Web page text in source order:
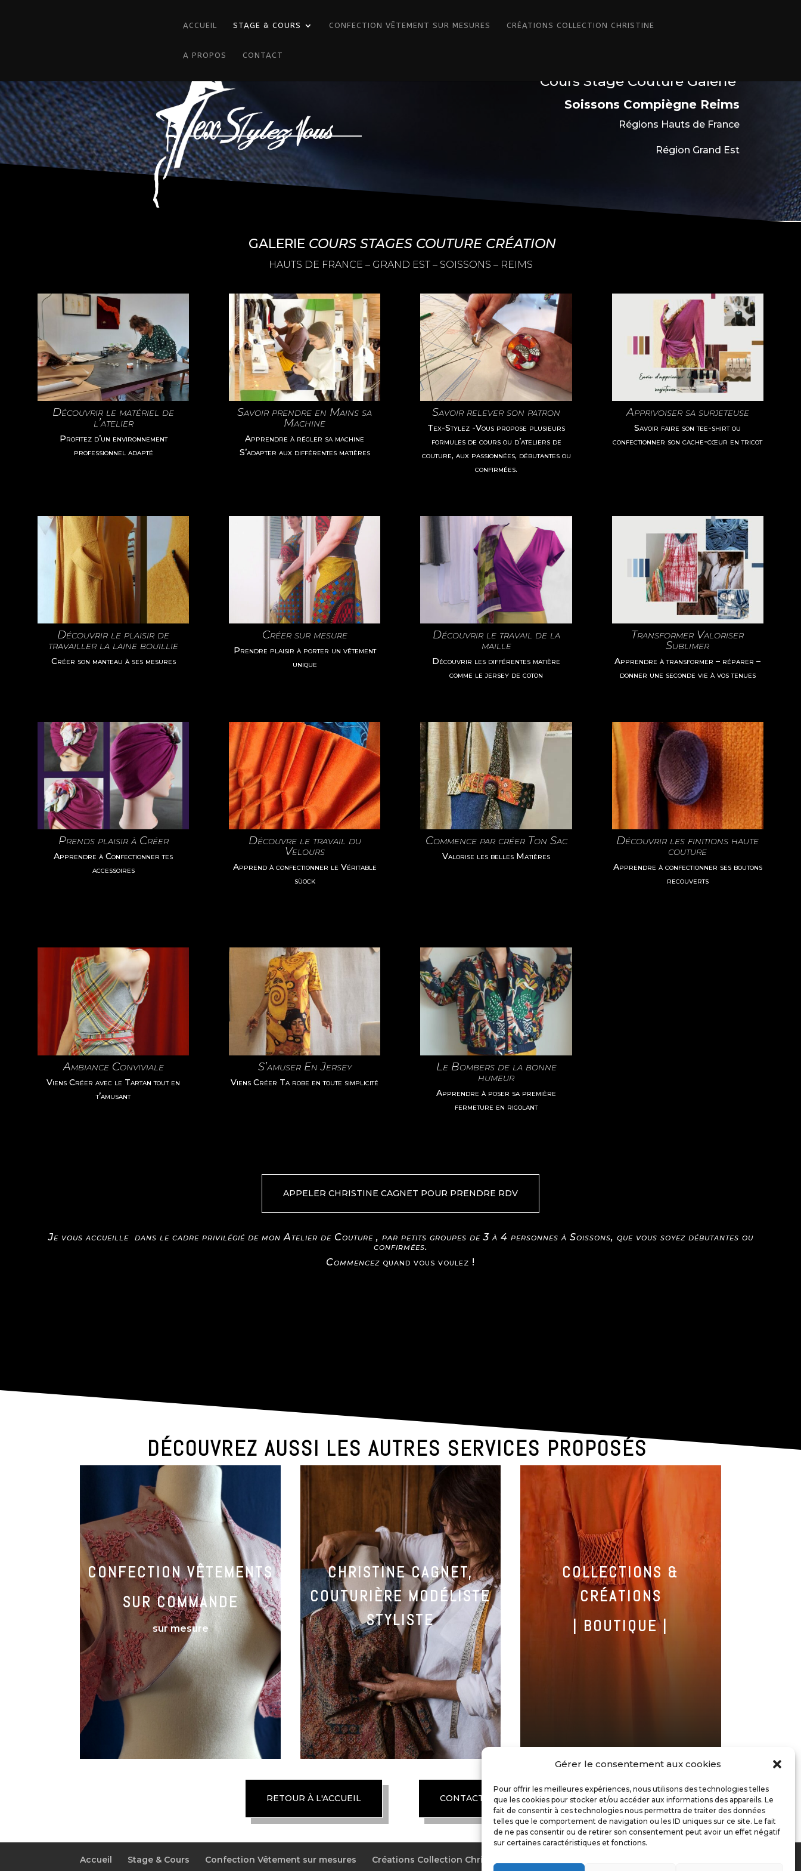
Gérer le consentement aux cookies
Pour offrir les meilleures expériences, nous utilisons des technologies telles
que les cookies pour stocker et/ou accéder aux informations des appareils. Le
fait de consentir à ces technologies nous permettra de traiter des données
telles que le comportement de navigation ou les ID uniques sur ce site. Le fait
de ne pas consentir ou de retirer son consentement peut avoir un effet négatif
sur certaines caractéristiques et fonctions.
ACCUEIL STAGE & COURS CONFECTION VÊTEMENT SUR MESURES CRÉATIONS COLLECTION CHRISTINE
A PROPOS CONTACT
Cours Stage Couture Galerie
Soissons Compiègne Reims
Régions Hauts de France
Région Grand Est
GALERIE COURS STAGES COUTURE CRÉATION
HAUTS DE FRANCE – GRAND EST – SOISSONS – REIMS
Découvrir le matériel de
l’atelier
Profitez d’un environnement
professionnel adapté
Savoir prendre en Mains sa
Machine
Apprendre à régler sa machine
S’adapter aux différentes matières
Savoir relever son patron
Tex-Stylez -Vous propose plusieurs
formules de cours ou d’ateliers de
couture, aux passionnées, débutantes ou
confirmées.
Apprivoiser sa surjeteuse
Savoir faire son tee-shirt ou
confectionner son cache-cœur en tricot
Découvrir le plaisir de
travailler la laine bouillie
Créer son manteau à ses mesures
Créer sur mesure
Prendre plaisir à porter un vêtement
unique
Découvrir le travail de la
maille
Découvrir les différentes matière
comme le jersey de coton
Transformer Valoriser
Sublimer
Apprendre à transformer – réparer –
donner une seconde vie à vos tenues
Prends plaisir à Créer
Apprendre à Confectionner tes
accessoires
Découvre le travail du
Velours
Apprend à confectionner le Véritable
sùock
Commence par créer Ton Sac
Valorise les belles Matières
Découvrir les finitions haute
couture
Apprendre à confectionner ses boutons
recouverts
Ambiance Conviviale
Viens Créer avec le Tartan tout en
t’amusant
S’amuser En Jersey
Viens Créer Ta robe en toute simplicité
Le Bombers de la bonne
humeur
Apprendre à poser sa première
fermeture en rigolant
APPELER CHRISTINE CAGNET POUR PRENDRE RDV
Je vous accueille dans le cadre privilégié de mon Atelier de Couture , par petits groupes de 3 à 4 personnes à Soissons, que vous soyez débutantes ou
confirmées.
Commencez quand vous voulez !
DÉCOUVREZ AUSSI LES AUTRES SERVICES PROPOSÉS
CONFECTION VÊTEMENTS
SUR COMMANDE
sur mesure
CHRISTINE CAGNET,
COUTURIÈRE MODÉLISTE
STYLISTE
COLLECTIONS &
CRÉATIONS
| BOUTIQUE |
RETOUR À L'ACCUEIL CONTACTER L'ATELIER
Accueil Stage & Cours Confection Vêtement sur mesures Créations Collection Christine